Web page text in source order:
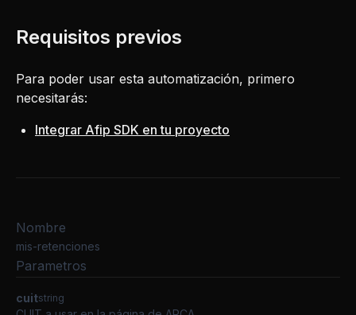
Para poder usar esta automatización, primero
necesitarás:
Integrar Afip SDK en tu proyecto
Nombre
mis-retenciones
Parametros
cuitstring